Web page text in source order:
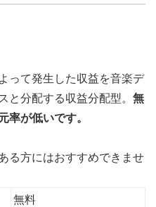
って発生した収益を音楽デ
と分配する収益分配型。 無
率が低いです。
る方にはおすすめできませ
無料